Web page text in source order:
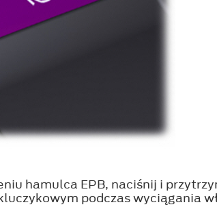
hamulca EPB, naciśnij i
podczas wyciągania